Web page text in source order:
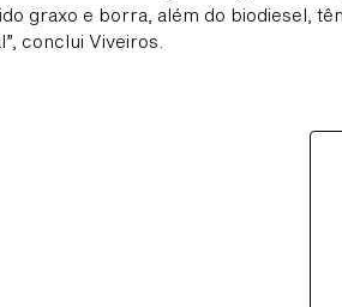
graxo e borra, além do biodiesel,
conclui Viveiros.